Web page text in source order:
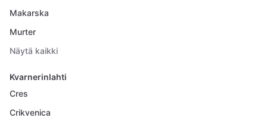
Makarska
Murter
Näytä kaikki
Kvarnerinlahti
Cres
Crikvenica